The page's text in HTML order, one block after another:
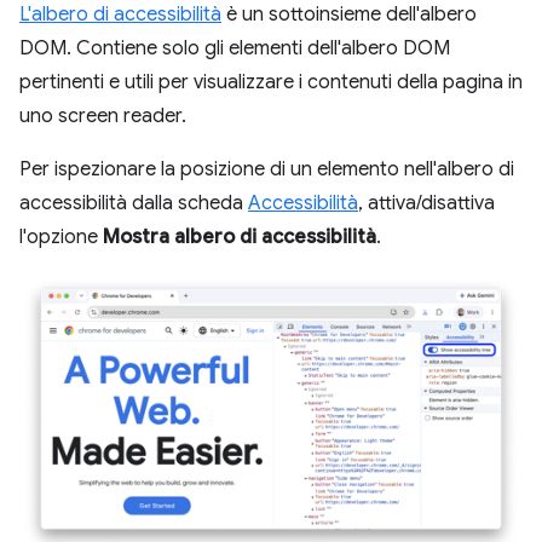
L'albero di accessibilità è un sottoinsieme dell'albero
DOM. Contiene solo gli elementi dell'albero DOM
pertinenti e utili per visualizzare i contenuti della pagina in
uno screen reader.
Per ispezionare la posizione di un elemento nell'albero di
accessibilità dalla scheda Accessibilità, attiva/disattiva
l'opzione Mostra albero di accessibilità.